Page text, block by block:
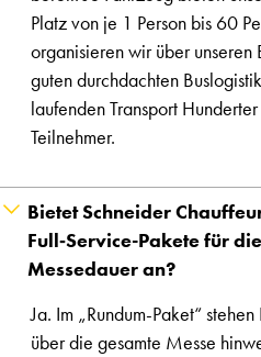
Platz von je 1 Person bis 60
organisieren wir über unseren
guten durchdachten
laufenden Transport
Teilnehmer.
Bietet Schneider
Full‑Service-Pakete für
Messedauer an?
Ja. Im „Rundum-Paket“
über die gesamte Messe